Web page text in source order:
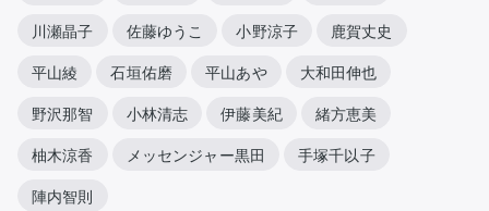
川瀬晶子 佐藤ゆうこ 小野涼子 鹿賀丈史
平山綾 石垣佑磨 平山あや 大和田伸也
野沢那智 小林清志 伊藤美紀 緒方恵美
柚木涼香 メッセンジャー黒田 手塚千以子
陣内智則